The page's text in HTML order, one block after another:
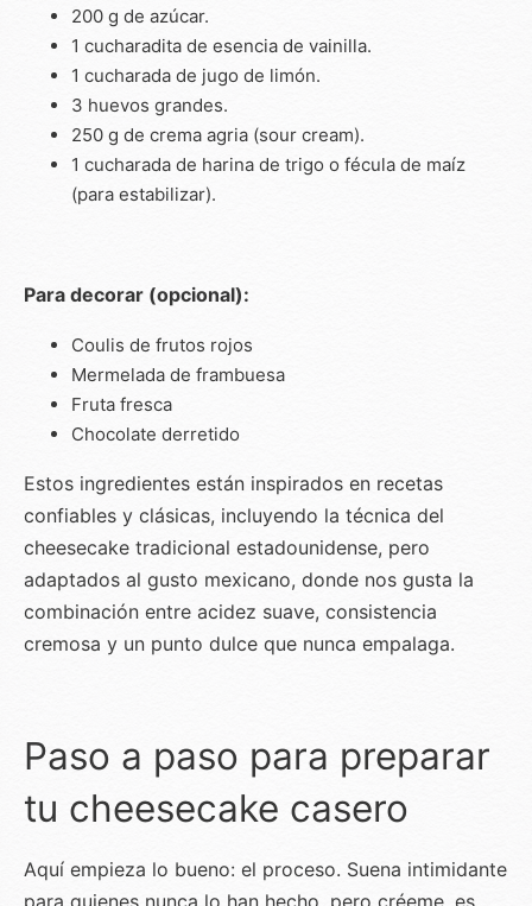
200 g de azúcar.
1 cucharadita de esencia de vainilla.
1 cucharada de jugo de limón.
3 huevos grandes.
250 g de crema agria (sour cream).
1 cucharada de harina de trigo o fécula de maíz
(para estabilizar).
Para decorar (opcional):
Coulis de frutos rojos
Mermelada de frambuesa
Fruta fresca
Chocolate derretido
Estos ingredientes están inspirados en recetas
confiables y clásicas, incluyendo la técnica del
cheesecake tradicional estadounidense, pero
adaptados al gusto mexicano, donde nos gusta la
combinación entre acidez suave, consistencia
cremosa y un punto dulce que nunca empalaga.
Paso a paso para preparar
tu cheesecake casero
Aquí empieza lo bueno: el proceso. Suena intimidante